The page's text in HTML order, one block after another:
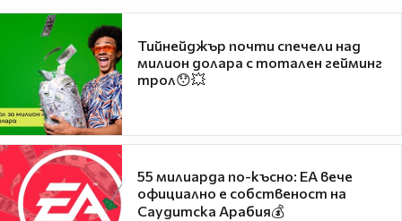
Тийнейджър почти спечели над
милион долара с тотален гейминг
трол😯💥
55 милиарда по-късно: EA вече
официално е собственост на
Саудитска Арабия💰